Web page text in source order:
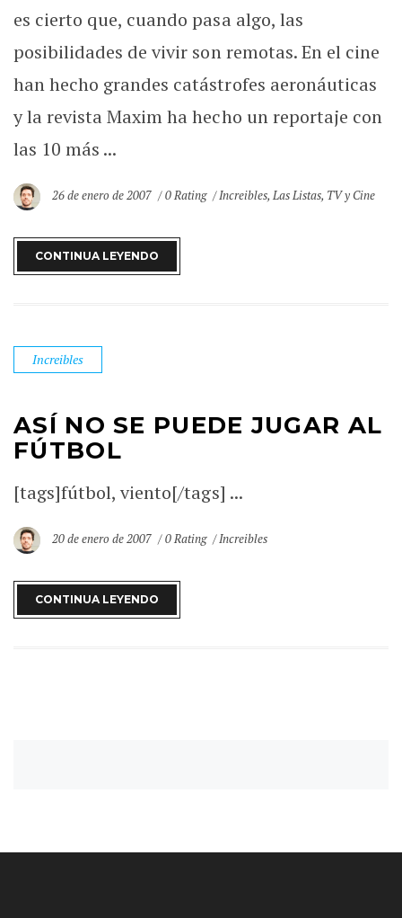
es cierto que, cuando pasa algo, las
posibilidades de vivir son remotas. En el cine
han hecho grandes catástrofes aeronáuticas
y la revista Maxim ha hecho un reportaje con
las 10 más ...
26 de enero de 2007 0 Rating Increibles,Las Listas, TV y Cine
CONTINUA LEYENDO
Increibles
ASÍ NO SE PUEDE JUGAR AL
FÚTBOL
[tags]fútbol, viento[/tags] ...
20 de enero de 2007 0 Rating Increibles
CONTINUA LEYENDO